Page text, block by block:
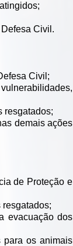
Civil.
Civil;
resgatados;
demais ações
de Proteção e
resgatados;
evacuação dos
para os animais